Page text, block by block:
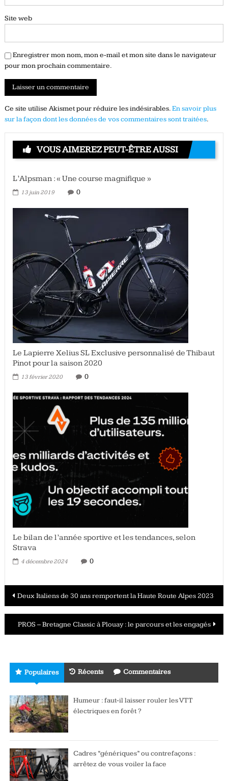
Site web
Enregistrer mon nom, mon e-mail et mon site dans le navigateur
pour mon prochain commentaire.
Ce site utilise Akismet pour réduire les indésirables.En savoir plus
sur la façon dont les données de vos commentaires sont traitées.
VOUS AIMEREZ PEUT-ÊTRE AUSSI
L’Alpsman : « Une course magnifique »
13 juin 2019 0
Le Lapierre Xelius SL Exclusive personnalisé de Thibaut
Pinot pour la saison 2020
13 février 2020 0
Le bilan de l’année sportive et les tendances, selon
Strava
4 décembre 2024 0
Navigation
des
articles
Deux Italiens de 30 ans remportent la Haute Route Alpes 2023
PROS – Bretagne Classic à Plouay : le parcours et les engagés
Populaires Récents Commentaires
Humeur : faut-il laisser rouler les VTT
électriques en forêt ?
Cadres “génériques” ou contrefaçons :
arrêtez de vous voiler la face